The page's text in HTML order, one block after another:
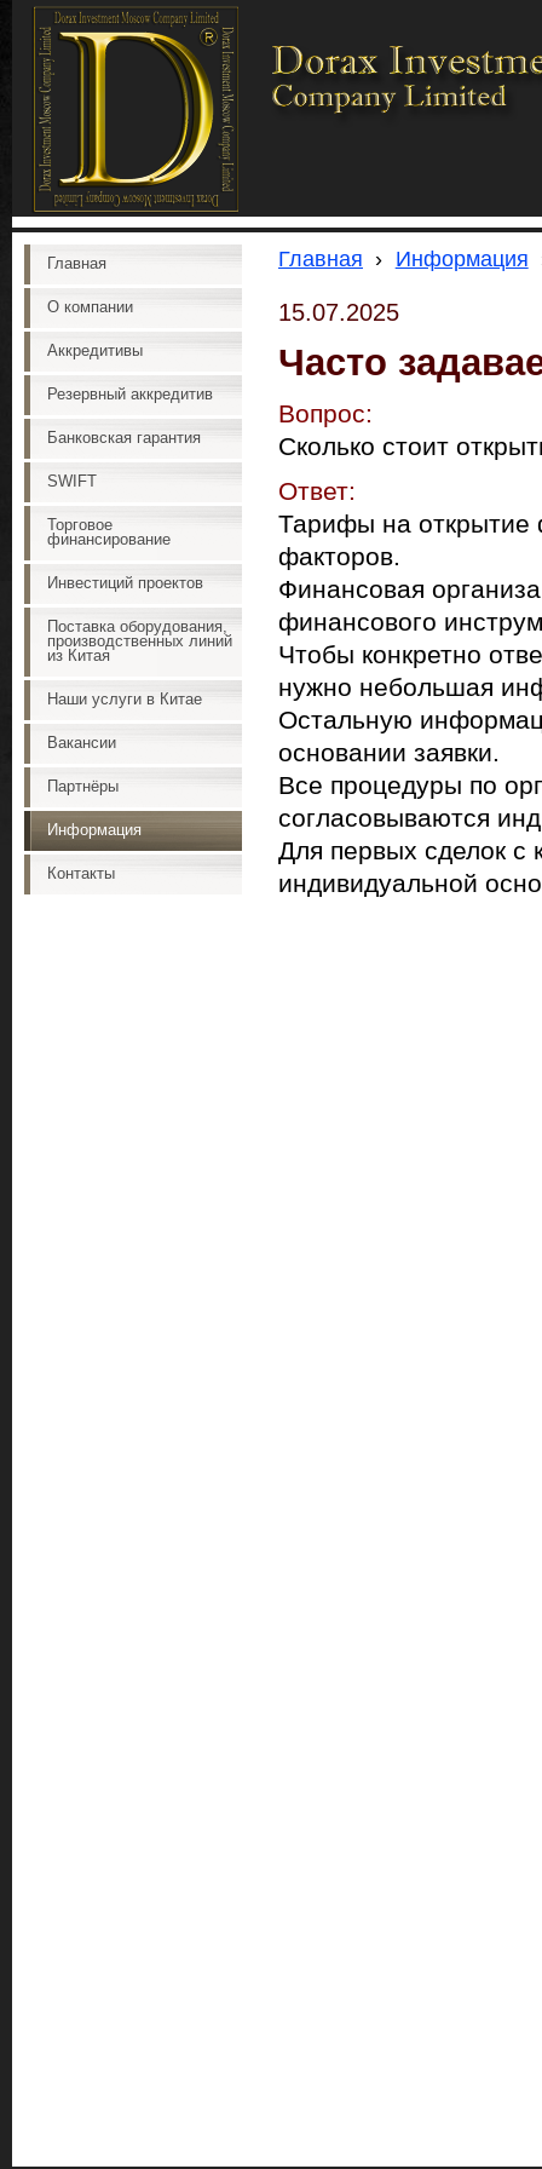
Главная
О компании
Аккредитивы
Резервный аккредитив
Банковская гарантия
SWIFT
Торговое
финансирование
Инвестиций проектов
Поставка оборудования,
производственных линий
из Китая
Наши услуги в Китае
Вакансии
Партнёры
Информация
Контакты
Главная › Информация
15.07.2025
Часто
Вопрос:
Сколько стоит
Ответ:
Тарифы на открытие
факторов.
Финансовая
финансового
Чтобы конкретно
нужно небольшая
Остальную
основании заявки.
Все процедуры по
согласовываются
Для первых сделок с
индивидуальной